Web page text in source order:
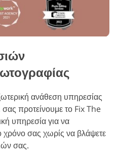
ανάθεση υπηρεσίας
προτείνουμε το Fix The
υπηρεσία για να
χρόνο σας χωρίς να βλάψετε
σας.